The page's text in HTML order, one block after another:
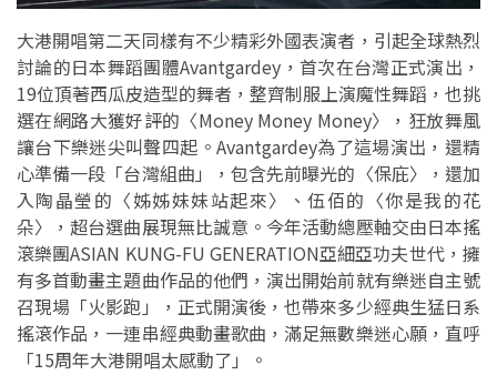
大港開唱第二天同樣有不少精彩外國表演者，引起全球熱烈
討論的日本舞蹈團體Avantgardey，首次在台灣正式演出，
19位頂著西瓜皮造型的舞者，整齊制服上演魔性舞蹈，也挑
選在網路大獲好評的〈Money Money Money〉，狂放舞風
讓台下樂迷尖叫聲四起。Avantgardey為了這場演出，還精
心準備一段「台灣組曲」，包含先前曝光的〈保庇〉，還加
入陶晶瑩的〈姊姊妹妹站起來〉、伍佰的〈你是我的花
朵〉，超台選曲展現無比誠意。今年活動總壓軸交由日本搖
滾樂團ASIAN KUNG-FU GENERATION亞細亞功夫世代，擁
有多首動畫主題曲作品的他們，演出開始前就有樂迷自主號
召現場「火影跑」，正式開演後，也帶來多少經典生猛日系
搖滾作品，一連串經典動畫歌曲，滿足無數樂迷心願，直呼
「15周年大港開唱太感動了」。